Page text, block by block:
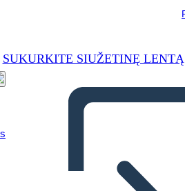
SUKURKITE SIUŽETINĘ LENTĄ